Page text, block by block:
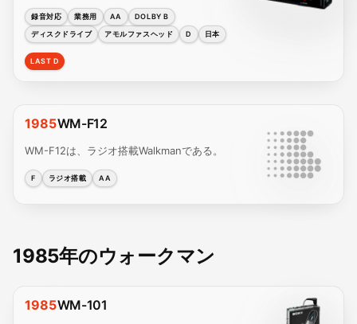
録音対応 業務用 AA
DOLBY B
ディスクドライブ
アモルファスヘッド D 日本
LAST D
1985WM-F12
WM-F12は、ラジオ搭載Walkmanである。
F ラジオ搭載 AA
1985年のウォークマン
1985WM-101